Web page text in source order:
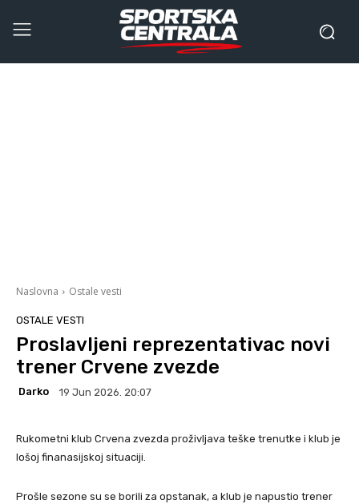
Naslovna Ostale vesti
OSTALE VESTI
Proslavljeni reprezentativac novi
trener Crvene zvezde
Darko 19 Jun 2026. 20:07
Rukometni klub Crvena zvezda proživljava teške trenutke i klub je
lošoj finanasijskoj situaciji.
Prošle sezone su se borili za opstanak, a klub je napustio trener